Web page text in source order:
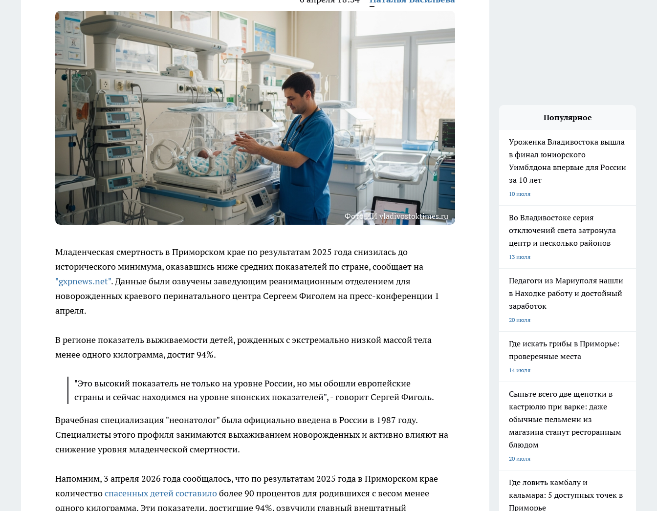
Фото ИИ vladivostoktimes.ru
Младенческая смертность в Приморском крае по результатам 2025 года снизилась до
исторического минимума, оказавшись ниже средних показателей по стране, сообщает на
"gxpnews.net". Данные были озвучены заведующим реанимационным отделением для
новорожденных краевого перинатального центра Сергеем Фиголем на пресс-конференции 1
апреля.
В регионе показатель выживаемости детей, рожденных с экстремально низкой массой тела
менее одного килограмма, достиг 94%.
"Это высокий показатель не только на уровне России, но мы обошли европейские
страны и сейчас находимся на уровне японских показателей", - говорит Сергей Фиголь.
Врачебная специализация "неонатолог" была официально введена в России в 1987 году.
Специалисты этого профиля занимаются выхаживанием новорожденных и активно влияют на
снижение уровня младенческой смертности.
Напомним, 3 апреля 2026 года сообщалось, что по результатам 2025 года в Приморском крае
количествоспасенных детей составилоболее 90 процентов для родившихся с весом менее
одного килограмма. Эти показатели, достигшие 94%, озвучили главный внештатный
Популярное
Уроженка Владивостока вышла
в финал юниорского
Уимблдона впервые для России
за 10 лет
10 июля
Во Владивостоке серия
отключений света затронула
центр и несколько районов
13 июля
Педагоги из Мариуполя нашли
в Находке работу и достойный
заработок
20 июля
Где искать грибы в Приморье:
проверенные места
14 июля
Сыпьте всего две щепотки в
кастрюлю при варке: даже
обычные пельмени из
магазина станут ресторанным
блюдом
20 июля
Где ловить камбалу и
кальмара: 5 доступных точек в
Приморье